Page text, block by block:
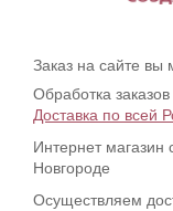
Заказ на сайте вы
Обработка заказов
Доставка по всей
Интернет
Новгороде
Осуществляем